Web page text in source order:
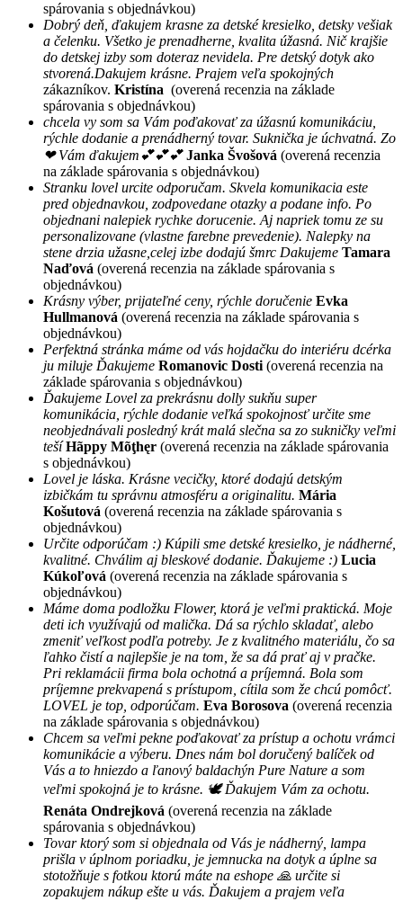
spárovania s objednávkou)
Dobrý deň, ďakujem krasne za detské kresielko, detsky vešiak
a čelenku. Všetko je prenadherne, kvalita úžasná. Nič krajšie
do detskej izby som doteraz nevidela. Pre detský dotyk ako
stvorená.Dakujem krásne. Prajem veľa spokojných
zákazníkov. Kristína (overená recenzia na základe
spárovania s objednávkou)
chcela vy som sa Vám poďakovať za úžasnú komunikáciu,
rýchle dodanie a prenádherný tovar. Suknička je úchvatná. Zo
❤ Vám ďakujem💕💕💕 Janka Švošová (overená recenzia
na základe spárovania s objednávkou)
Stranku lovel urcite odporučam. Skvela komunikacia este
pred objednavkou, zodpovedane otazky a podane info. Po
objednani nalepiek rychke dorucenie. Aj napriek tomu ze su
personalizovane (vlastne farebne prevedenie). Nalepky na
stene drzia užasne,celej izbe dodajú šmrc Dakujeme Tamara
Naďová (overená recenzia na základe spárovania s
objednávkou)
Krásny výber, prijateľné ceny, rýchle doručenie Evka
Hullmanová (overená recenzia na základe spárovania s
objednávkou)
Perfektná stránka máme od vás hojdačku do interiéru dcérka
ju miluje Ďakujeme Romanovic Dosti (overená recenzia na
základe spárovania s objednávkou)
Ďakujeme Lovel za prekrásnu dolly sukňu super
komunikácia, rýchle dodanie veľká spokojnosť určite sme
neobjednávali posledný krát malá slečna sa zo sukničky veľmi
tešíHãppy Mõţhęr (overená recenzia na základe spárovania
s objednávkou)
Lovel je láska. Krásne vecičky, ktoré dodajú detským
izbičkám tu správnu atmosféru a originalitu. Mária
Košutová (overená recenzia na základe spárovania s
objednávkou)
Určite odporúčam :) Kúpili sme detské kresielko, je nádherné,
kvalitné. Chválim aj bleskové dodanie. Ďakujeme :) Lucia
Kúkoľová (overená recenzia na základe spárovania s
objednávkou)
Máme doma podložku Flower, ktorá je veľmi praktická. Moje
deti ich využívajú od malička. Dá sa rýchlo skladať, alebo
zmeniť veľkost podľa potreby. Je z kvalitného materiálu, čo sa
ľahko čistí a najlepšie je na tom, že sa dá prať aj v pračke.
Pri reklamácii firma bola ochotná a príjemná. Bola som
príjemne prekvapená s prístupom, cítila som že chcú pomôcť.
LOVEL je top, odporúčam. Eva Borosova (overená recenzia
na základe spárovania s objednávkou)
Chcem sa veľmi pekne poďakovať za prístup a ochotu vrámci
komunikácie a výberu. Dnes nám bol doručený balíček od
Vás a to hniezdo a ľanový baldachýn Pure Nature a som
veľmi spokojná je to krásne. 🕊 Ďakujem Vám za ochotu.
Renáta Ondrejková (overená recenzia na základe
spárovania s objednávkou)
Tovar ktorý som si objednala od Vás je nádherný, lampa
prišla v úplnom poriadku, je jemnucka na dotyk a úplne sa
stotožňuje s fotkou ktorú máte na eshope 🙏 určite si
zopakujem nákup ešte u vás. Ďakujem a prajem veľa